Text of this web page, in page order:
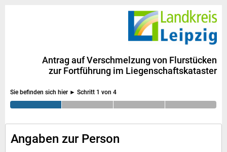
Antrag auf Verschmelzung von Flurstücken
zur Fortführung im Liegenschaftskataster
Sie befinden sich hier ► Schritt 1 von 4
Angaben zur Person